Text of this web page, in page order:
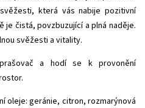
která vás nabije pozitivní
je čistá, povzbuzující a plná naděje.
svěžesti a vitality.
a hodí se k provonění
oleje:geránie, citron, rozmarýnová